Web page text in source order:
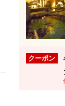
クーポン